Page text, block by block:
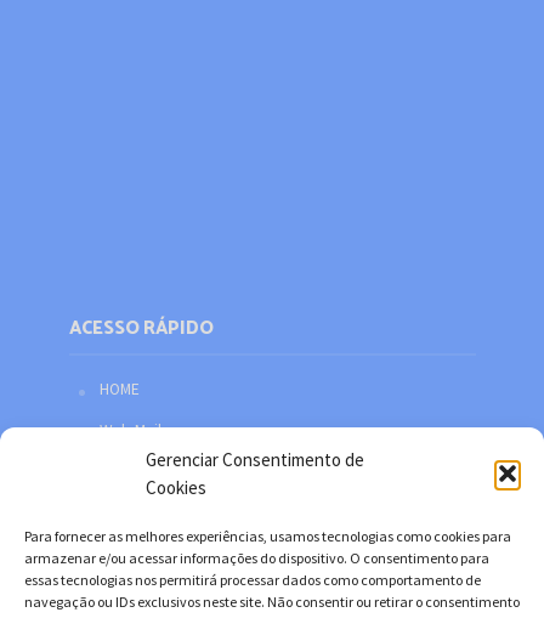
Gerenciar Consentimento de
Cookies
Para fornecer as melhores experiências, usamos tecnologias como cookies para
armazenar e/ou acessar informações do dispositivo. O consentimento para
essas tecnologias nos permitirá processar dados como comportamento de
navegação ou IDs exclusivos neste site. Não consentir ou retirar o consentimento
ACESSO RÁPIDO
HOME
Web Mail
Política de privacidade
Facebook
Twitter